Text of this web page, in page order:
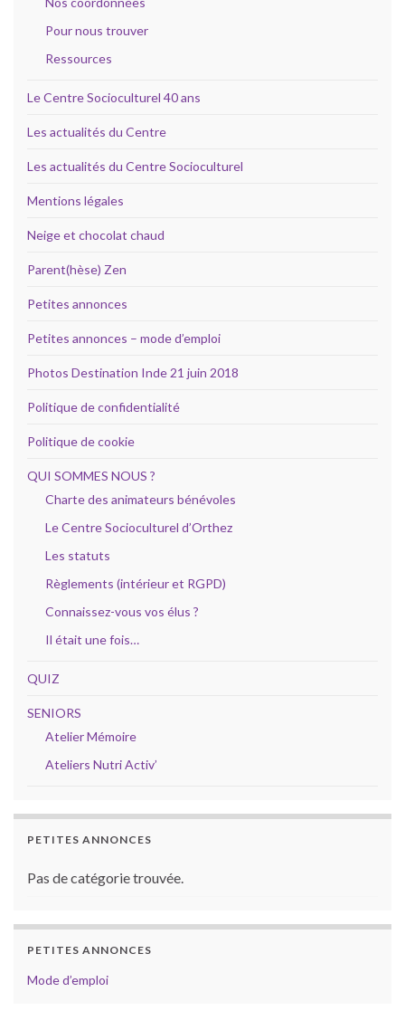
Pour nous trouver
Ressources
Le Centre Socioculturel 40 ans
Les actualités du Centre
Les actualités du Centre Socioculturel
Mentions légales
Neige et chocolat chaud
Parent(hèse) Zen
Petites annonces
Petites annonces – mode d’emploi
Photos Destination Inde 21 juin 2018
Politique de confidentialité
Politique de cookie
QUI SOMMES NOUS ?
Charte des animateurs bénévoles
Le Centre Socioculturel d’Orthez
Les statuts
Règlements (intérieur et RGPD)
Connaissez-vous vos élus ?
Il était une fois…
QUIZ
SENIORS
Atelier Mémoire
Ateliers Nutri Activ’
PETITES ANNONCES
Pas de catégorie trouvée.
PETITES ANNONCES
Mode d’emploi